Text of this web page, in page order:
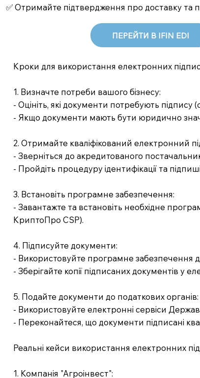
✅ Отримайте підтвердження про доставку та
ПЕРЕЙТИ В IFIN EDI
Кроки для використання електронних
1. Визначте потреби вашого бізнесу:
- Оцініть, які документи потребують підпису
- Якщо документи мають бути юридично
2. Отримайте кваліфікований електронний
- Зверніться до акредитованого
- Пройдіть процедуру ідентифікації та
3. Встановіть програмне забезпечення:
- Завантажте та встановіть необхідне
КриптоПро CSP).
4. Підписуйте документи:
- Використовуйте програмне забезпечення
- Зберігайте копії підписаних документів у
5. Подайте документи до податкових органів:
- Використовуйте електронні сервіси
- Переконайтеся, що документи підписані
Реальні кейси використання електронних
1. Компанія "Агроінвест":